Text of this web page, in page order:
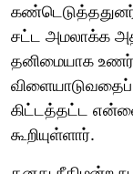
சட்ட அமலாக்க
தனிமையாக
கிட்டத்தட்ட
கூறியுள்ளார்.